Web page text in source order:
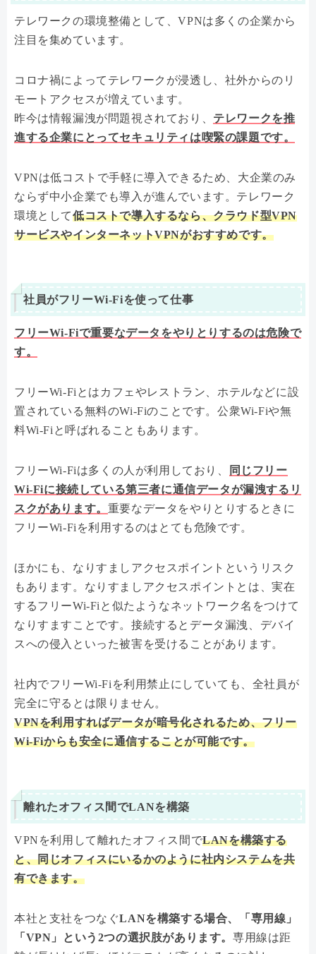
テレワークの環境整備として、VPNは多くの企業から
注目を集めています。
コロナ禍によってテレワークが浸透し、社外からのリ
モートアクセスが増えています。
昨今は情報漏洩が問題視されており、 テレワークを推
進する企業にとってセキュリティは喫緊の課題です。
VPNは低コストで手軽に導入できるため、大企業のみ
ならず中小企業でも導入が進んでいます。テレワーク
環境として低コストで導入するなら、クラウド型VPN
サービスやインターネットVPNがおすすめです。
社員がフリーWi-Fiを使って仕事
フリーWi-Fiで重要なデータをやりとりするのは危険で
す。
フリーWi-Fiとはカフェやレストラン、ホテルなどに設
置されている無料のWi-Fiのことです。公衆Wi-Fiや無
料Wi-Fiと呼ばれることもあります。
フリーWi-Fiは多くの人が利用しており、
同じフリー
Wi-Fiに接続している第三者に通信データが漏洩するリ
スクがあります。 重要なデータをやりとりするときに
フリーWi-Fiを利用するのはとても危険です。
ほかにも、なりすましアクセスポイントというリスク
もあります。なりすましアクセスポイントとは、実在
するフリーWi-Fiと似たようなネットワーク名をつけて
なりすますことです。接続するとデータ漏洩、デバイ
スへの侵入といった被害を受けることがあります。
社内でフリーWi-Fiを利用禁止にしていても、全社員が
完全に守るとは限りません。
VPNを利用すればデータが暗号化されるため、フリー
Wi-Fiからも安全に通信することが可能です。
離れたオフィス間でLANを構築
VPNを利用して離れたオフィス間でLANを構築する
と、同じオフィスにいるかのように社内システムを共
有できます。
本社と支社をつなぐLANを構築する場合、「専用線」
「VPN」という2つの選択肢があります。 専用線は距